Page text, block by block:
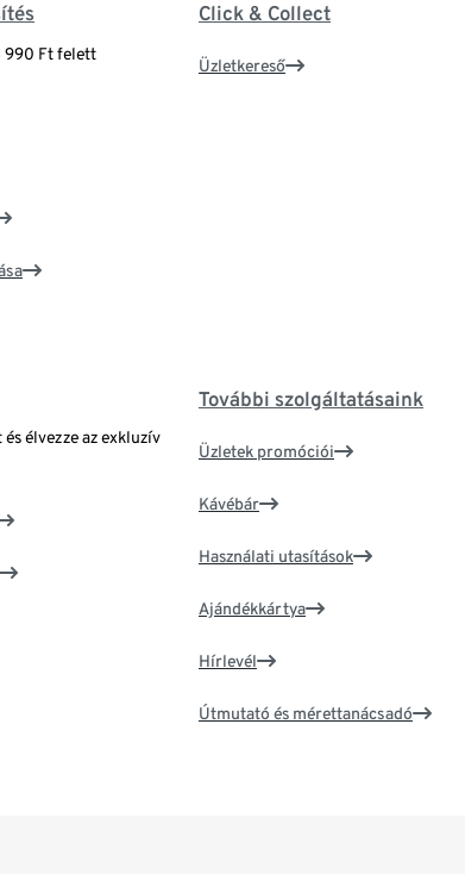
990 Ft felett
Click & Collect
Üzletkereső
élvezze az exkluzív
További szolgáltatásaink
Üzletek promóciói
Kávébár
Használati utasítások
Ajándékkártya
Hírlevél
Útmutató és mérettanácsadó